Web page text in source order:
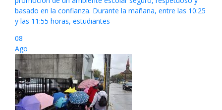
basado en la confianza. Durante la mañana, entre las 10:25
y las 11:55 horas, estudiantes
08
Ago